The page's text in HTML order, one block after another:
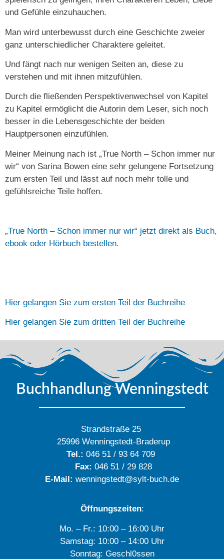
und Gefühle einzuhauchen.
Man wird unterbewusst durch eine Geschichte zweier
ganz unterschiedlicher Charaktere geleitet.
Und fängt nach nur wenigen Seiten an, diese zu
verstehen und mit ihnen mitzufühlen.
Durch die fließenden Perspektivenwechsel von Kapitel
zu Kapitel ermöglicht die Autorin dem Leser, sich noch
besser in die Lebensgeschichte der beiden
Hauptpersonen einzufühlen.
Meiner Meinung nach ist „True North – Schon immer nur
wir“ von Sarina Bowen eine sehr gelungene Fortsetzung
zum ersten Teil und lässt auf noch mehr tolle und
gefühlsreiche Teile hoffen.
„True North – Schon immer nur wir“ jetzt direkt als Buch,
ebook oder Hörbuch bestellen.
Hier gelangen Sie zum ersten Teil der Buchreihe
Hier gelangen Sie zum dritten Teil der Buchreihe
Buchhandlung Wenningstedt
Strandstraße 25
25996 Wenningstedt-Braderup
Tel.: 046 51 / 93 64 709
Fax: 046 51 / 29 828
E-Mail: wenningstedt@sylt-buch.de
Öffnungszeiten:
Mo. – Fr.: 10:00 – 16:00 Uhr
Samstag: 10:00 – 14:00 Uhr
Sonntag: Geschl0ssen